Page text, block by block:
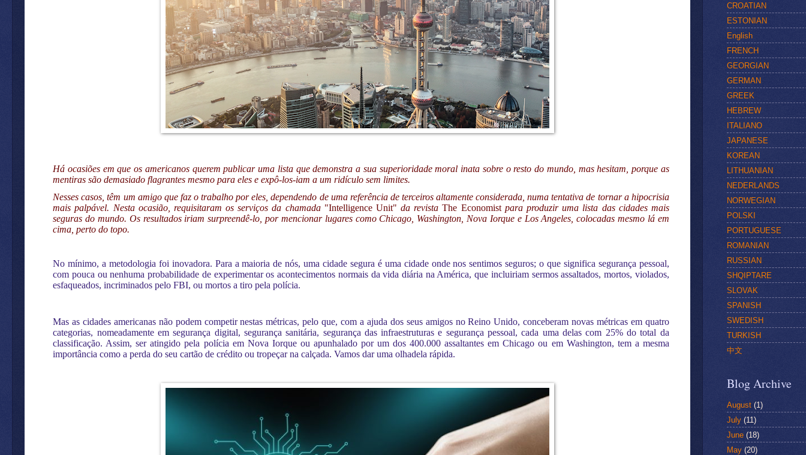
Há ocasiões em que os americanos querem publicar uma lista que demonstra a sua superioridade moral inata sobre o resto do mundo, mas hesitam, porque as
mentiras são demasiado flagrantes mesmo para eles e expô-los-iam a um ridículo sem limites.
Nesses casos, têm um amigo que faz o trabalho por eles, dependendo de uma referência de terceiros altamente considerada, numa tentativa de tornar a hipocrisia
mais palpável. Nesta ocasião, requisitaram os serviços da chamada "Intelligence Unit" da revistaThe Economistpara produzir uma lista das cidades mais
seguras do mundo. Os resultados iriam surpreendê-lo, por mencionar lugares como Chicago, Washington, Nova Iorque e Los Angeles, colocadas mesmo lá em
cima, perto do topo.
No mínimo, a metodologia foi inovadora. Para a maioria de nós, uma cidade segura é uma cidade onde nos sentimos seguros; o que significa segurança pessoal,
com pouca ou nenhuma probabilidade de experimentar os acontecimentos normais da vida diária na América, que incluiriam sermos assaltados, mortos, violados,
esfaqueados, incriminados pelo FBI, ou mortos a tiro pela polícia.
Mas as cidades americanas não podem competir nestas métricas, pelo que, com a ajuda dos seus amigos no Reino Unido, conceberam novas métricas em quatro
categorias, nomeadamente em segurança digital, segurança sanitária, segurança das infraestruturas e segurança pessoal, cada uma delas com 25% do total da
classificação. Assim, ser atingido pela polícia em Nova Iorque ou apunhalado por um dos 400.000 assaltantes em Chicago ou em Washington, tem a mesma
importância como a perda do seu cartão de crédito ou tropeçar na calçada. Vamos dar uma olhadela rápida.
CROATIAN
ESTONIAN
English
FRENCH
GEORGIAN
GERMAN
GREEK
HEBREW
ITALIANO
JAPANESE
KOREAN
LITHUANIAN
NEDERLANDS
NORWEGIAN
POLSKI
PORTUGUESE
ROMANIAN
RUSSIAN
SHQIPTARE
SLOVAK
SPANISH
SWEDISH
TURKISH
中文
Blog Archive
August (1)
July (11)
June (18)
May (20)